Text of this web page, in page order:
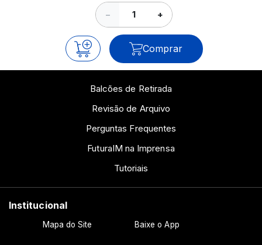
− +
Comprar
Balcões de Retirada
Revisão de Arquivo
Perguntas Frequentes
FuturaIM na Imprensa
Tutoriais
Institucional
Mapa do Site Baixe o App